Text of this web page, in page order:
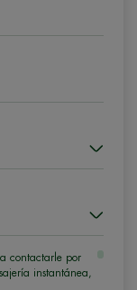
contactarle por
instantánea,